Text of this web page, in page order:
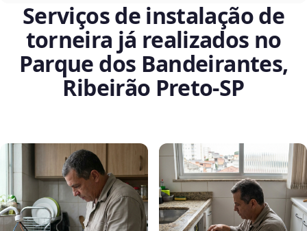
Serviços de instalação de
torneira já realizados no
Parque dos Bandeirantes,
Ribeirão Preto‑SP